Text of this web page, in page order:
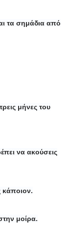
τα σημάδια από
μήνες του
να ακούσεις
κάποιον.
μοίρα.